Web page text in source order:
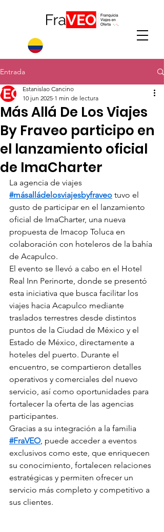
Entrada
Más Allá De Los Viajes
By Fraveo participo en
el lanzamiento oficial
de ImaCharter
Estanislao Cancino
10 jun 2025 1 min de lectura
La agencia de viajes
#másalládelosviajesbyfraveo tuvo el
gusto de participar en el lanzamiento
oficial de ImaCharter, una nueva
propuesta de Imacop Toluca en
colaboración con hoteleros de la bahía
de Acapulco.
El evento se llevó a cabo en el Hotel
Real Inn Perinorte, donde se presentó
esta iniciativa que busca facilitar los
viajes hacia Acapulco mediante
traslados terrestres desde distintos
puntos de la Ciudad de México y el
Estado de México, directamente a
hoteles del puerto. Durante el
encuentro, se compartieron detalles
operativos y comerciales del nuevo
servicio, así como oportunidades para
fortalecer la oferta de las agencias
participantes.
Gracias a su integración a la familia
#FraVEO, puede acceder a eventos
exclusivos como este, que enriquecen
su conocimiento, fortalecen relaciones
estratégicas y permiten ofrecer un
servicio más completo y competitivo a
sus clientes.